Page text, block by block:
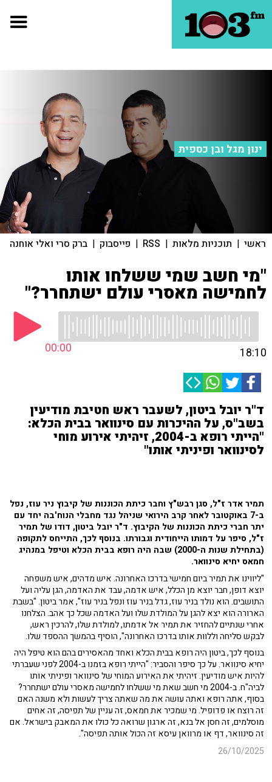
ינון מגל ובן כספית
ראשי | תוכניות מלאות |
RSS
| פייסבוק | ברק סרי ואלי אוחנה
"מי חשב שמי ששלחו אותו
לחמישה מאסרי עולם ישתחרר?"
00:00 18:10
ד"ר יובל ביטון, לשעבר ראש חטיבת מודיעין
בשב"ס, על ההיכרות עם סינוואר בבית הכלא:
"הייתי רופא ב-2004, זיהיתי אירוע מוחי
לסינוואר ופיניתי אותו"
תמיר אדר ז"ל, סגן רבש"ץ וחבר כיתת הכוננות של קיבוץ ניר עוז, נפל
ב-7 באוקטובר לאחר קרב הירואי שניהל נגד מחבלי הנוח'בה יחד עם
יתר חברי כיתת הכוננות של הקיבוץ. ד"ר יובל ביטון, דודו של תמיר
ז"ל, סיפר על דמותו הייחודית וגבורתו. בנוסף לכך, התייחס לתקופה
(בתחילת שנות ה-2000) שבה היה רופא בבית הכלא וטיפל במנהיג
חמאס יחיא סינוואר.
"ליווינו את תמיר ביום חמישי בדרכו האחרונה. איש מדהים, איש משפחה
יוצא דופן, חבר יוצא מן הכלל, איש אדמה, עבד את האדמה, הגן עליה ועל
התושבים. הוא נולד בניר עוז, גדל בניר עוז ונפל בניר עוז", אמר ביטון. "בשבת
הארורה הוא יצא להגן על המולדת שלו ועל האדמה שכל כך אהב. הצלחנו
אחרי שנתיים להחזיר את תמיר אל אדמתו, למולדת שלו, להרכין ראש,
לבקש סליחה וללוות אותו בדרכו האחרונה", הוסיף בהמשך ההספד שלו.
בנוסף לכך, ביטון היה רופא בבית הכלא ואחד מהאסירים בהם הוא טיפל היה
יחיא סינוואר. על כך סיפר והסביר: "הייתי רופא בזמנו ב-2004 לפני שעברתי
להיות איש מודיעין. זיהיתי את האירוע המוחי של סינוואר ופיניתי אותו
לביה"ח. ב-2004 מי חשב שאת מי ששלחו לחמישה מאסרי עולם ישתחרר?
בסוף, אתה רופא ואתה עושה את מה שאתה צריך לעשות ולא משנה האם
זה רוצח או פדופיל. מי שמכיר את חמאס, זה עניין של תפיסה, זה אחים
מוסלמים, זה חסן אל בנא, זה ארגון שרואה כל כולו את המאבק בישראל. אם
זה סינוואר, דף או מרוואן עיסא זה הכול אותה תפיסה".
26/10/2025